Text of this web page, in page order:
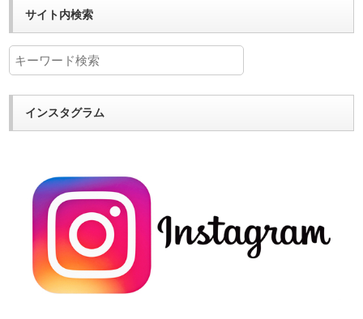
サイト内検索
インスタグラム